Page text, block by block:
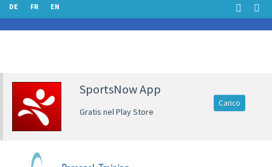
DE FR EN
SportsNow App
Gratis nel Play Store
Carico